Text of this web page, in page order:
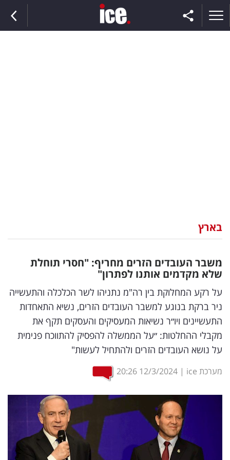
וצרכנות
דיגיטל
וטק
שיווק
ופרסום
משפט
מדדים
ומחקרים
רכילות
בארץ
משבר העובדים הזרים מחריף: "חסרי תוחלת
שלא מקדמים אותנו לפתרון"
על רקע המחלוקת בין רה"מ נתניהו לשר הכלכלה והתעשייה
ניר ברקת בנוגע למשבר העובדים הזרים, נשיא התאחדות
התעשיינים ויו״ר נשיאות המעסיקים והעסקים תקף את
מקבלי ההחלטות: ״על הממשלה להפסיק להתווכח פנימית
על נושא העובדים הזרים ולהתחיל לעשות"
מערכת ice |
12/3/2024
20:26